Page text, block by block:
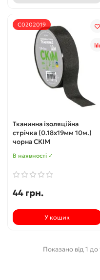
С0202019
Тканинна ізоляційна
стрічка (0.18х19мм 10м.)
чорна СКІМ
В наявності ✓
44 грн.
У кошик
Показано від 1 до